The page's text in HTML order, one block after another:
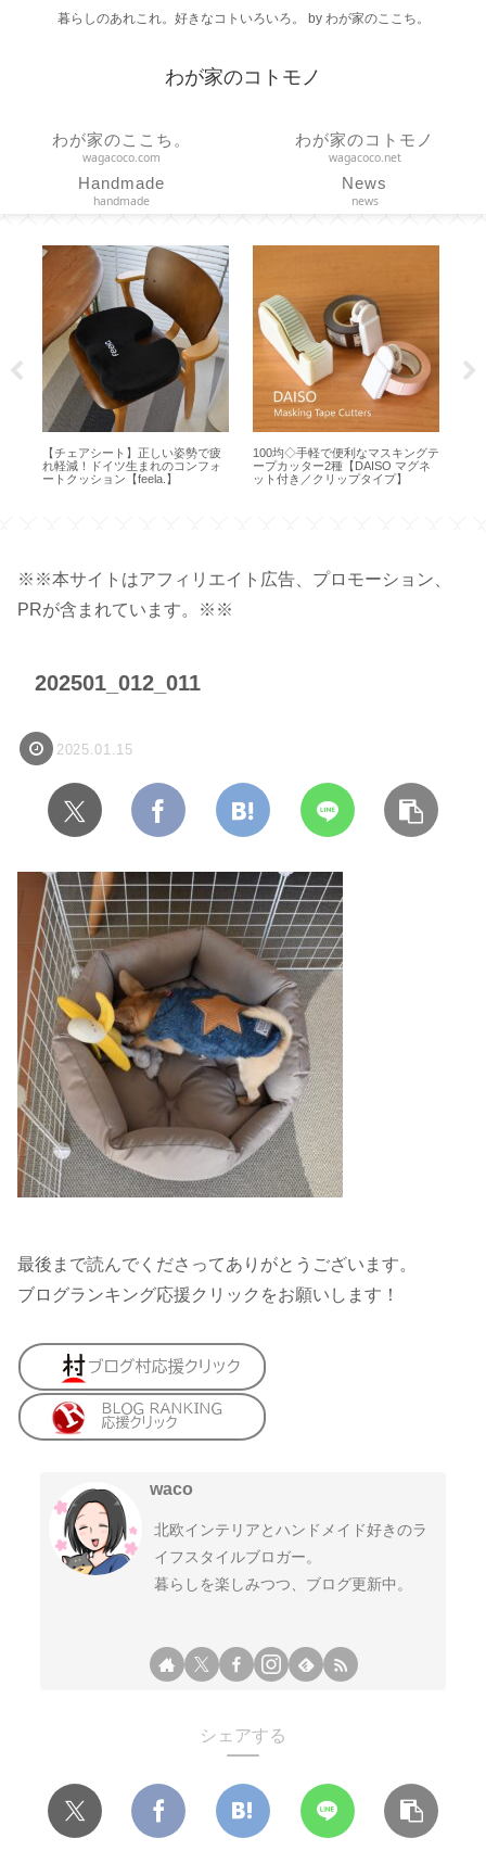
暮らしのあれこれ。好きなコトいろいろ。 by わが家のここち。
わが家のコトモノ
わが家のここち。
wagacoco.com
わが家のコトモノ
wagacoco.net
Handmade
handmade
News
news
100均◇手軽で便利なマスキングテ
ープカッター2種【DAISO マグネ
ット付き／クリップタイプ】
【DAISO 100均】アルファベット
スタンプが可愛い♪【MDF スタン
プ／お名前スタンプセット】
【ボール
※※本サイトはアフィリエイト広告、プロモーション、
PRが含まれています。※※
202501_012_011
2025.01.15
最後まで読んでくださってありがとうございます。
ブログランキング応援クリックをお願いします！
waco
北欧インテリアとハンドメイド好きのラ
イフスタイルブロガー。
暮らしを楽しみつつ、ブログ更新中。
シェアする